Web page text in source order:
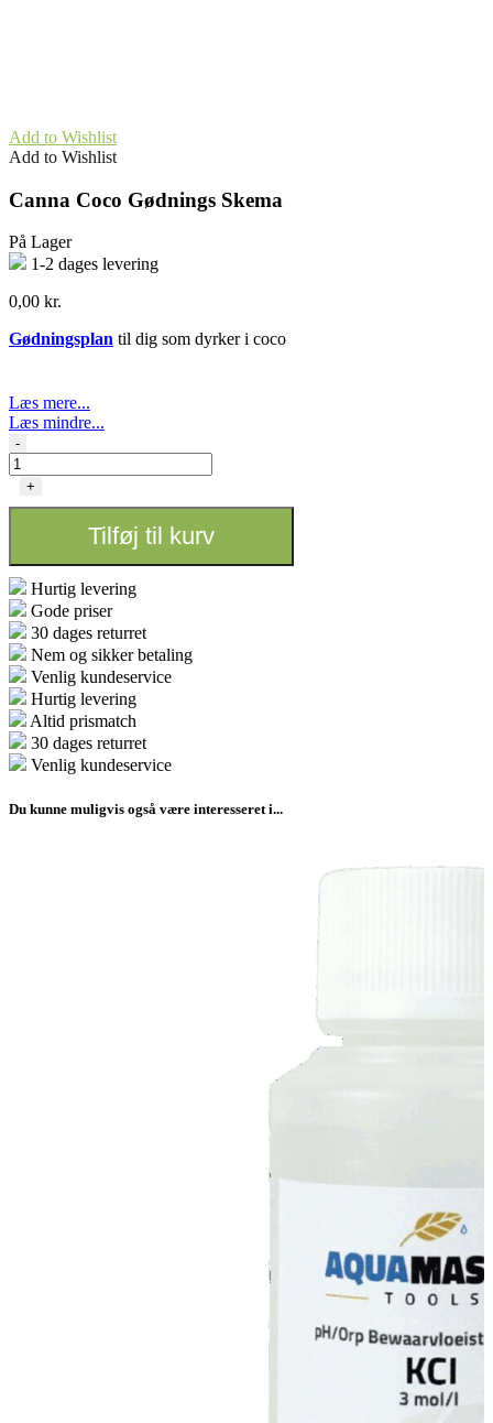
Add to Wishlist
Add to Wishlist
Canna Coco Gødnings Skema
På Lager
1-2 dages levering
0,00 kr.
Gødningsplan til dig som dyrker i coco
Læs mere...
Læs mindre...
Canna
Coco
Gødnings
-
+
Tilføj til kurv
Hurtig levering
Gode priser
30 dages returret
Nem og sikker betaling
Venlig kundeservice
Hurtig levering
Altid prismatch
30 dages returret
Venlig kundeservice
Du kunne muligvis også være interesseret i...